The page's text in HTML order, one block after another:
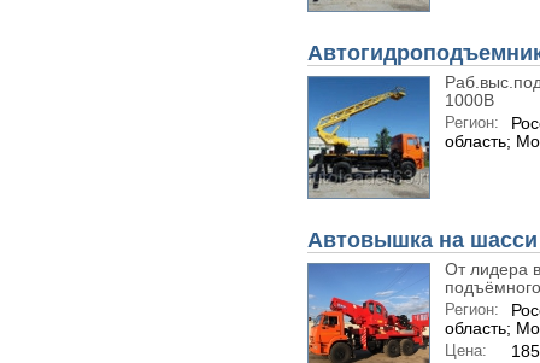
1000В
Регион:
область;
Автовышка на шасси
От лидера
Регион:
область;
Цена: